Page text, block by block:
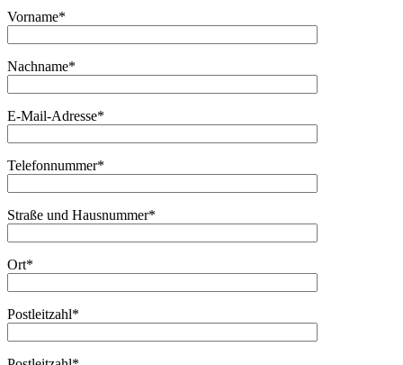
Vorname*
Nachname*
E-Mail-Adresse*
Telefonnummer*
Straße und Hausnummer*
Ort*
Postleitzahl*